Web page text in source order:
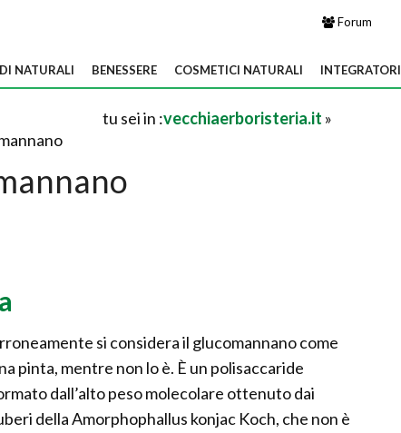
Forum
NATURALI BENESSERE COSMETICI NATURALI INTEGRATORI
tu sei in :vecchiaerboristeria.it »
si considera il glucomannano come
pinta, mentre non lo è. È un polisaccaride
dall’alto peso molecolare ottenuto dai
della Amorphophallus konjac Koch, che non è